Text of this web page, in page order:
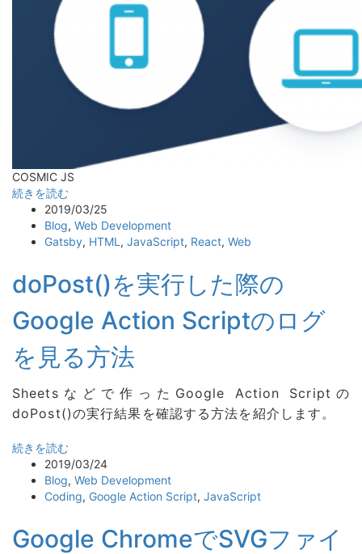
COSMIC JS
続きを読む
2019/03/25
Blog, Web Development
Gatsby, HTML , JavaScript, React, Web
doPost()を実行した際の
Google Action Scriptのログ
を見る方法
Sheetsなどで作ったGoogle Action Scriptの
doPost()の実行結果を確認する方法を紹介します。
続きを読む
2019/03/24
Blog, Web Development
Coding, Google Action Script, JavaScript
Google ChromeでSVGファイ